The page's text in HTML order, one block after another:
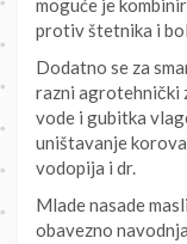
protiv štetnika i
Dodatno se za
razni agrotehnički
vode i gubitka
uništavanje
vodopija i dr.
Mlade nasade
obavezno